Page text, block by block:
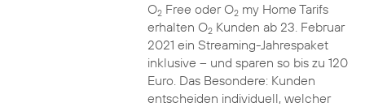
O2Free oder O2my Home Tarifs
erhalten O2Kunden ab 23. Februar
2021 ein Streaming-Jahrespaket
inklusive – und sparen so bis zu 120
Euro. Das Besondere: Kunden
entscheiden individuell, welcher